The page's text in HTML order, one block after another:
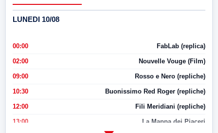
LUNEDI 10/08
00:00 FabLab (replica)
02:00 Nouvelle Vouge (Film)
09:00 Rosso e Nero (repliche)
10:30 Buonissimo Red Roger (repliche)
12:00 Fili Meridiani (repliche)
13:00 La Mappa dei Piaceri